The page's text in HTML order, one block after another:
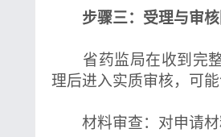
步骤三：受理与审核
省药监局在收到完整
理后进入实质审核，可能
材料审查：对申请材